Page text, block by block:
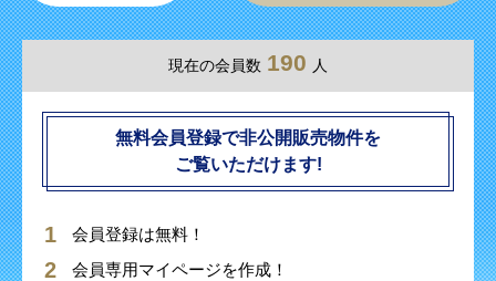
現在の会員数 190 人
無料会員登録で非公開販売物件を
ご覧いただけます!
会員登録は無料！
会員専用マイページを作成！